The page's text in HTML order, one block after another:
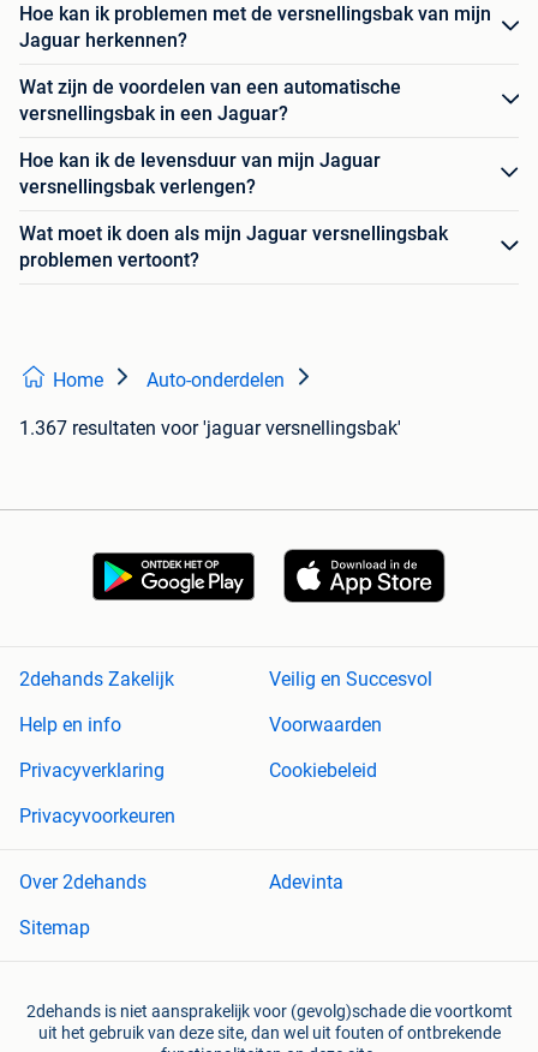
Hoe kan ik problemen met de versnellingsbak van mijn
Jaguar herkennen?
Wat zijn de voordelen van een automatische
versnellingsbak in een Jaguar?
Hoe kan ik de levensduur van mijn Jaguar
versnellingsbak verlengen?
Wat moet ik doen als mijn Jaguar versnellingsbak
problemen vertoont?
Home Auto-onderdelen
1.367 resultaten voor 'jaguar versnellingsbak'
2dehands Zakelijk
Veilig en Succesvol
Help en info
Voorwaarden
Privacyverklaring
Cookiebeleid
Privacyvoorkeuren
Over 2dehands
Adevinta
Sitemap
2dehands is niet aansprakelijk voor (gevolg)schade die voortkomt
uit het gebruik van deze site, dan wel uit fouten of ontbrekende